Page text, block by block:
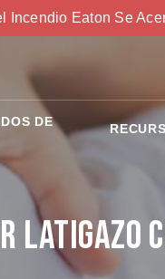
Incendio Eaton Se
DE
Latigazo